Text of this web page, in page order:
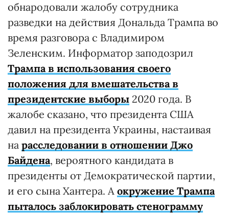
обнародовали жалобу сотрудника
разведки на действия Дональда Трампа во
время разговора с Владимиром
Зеленским. Информатор заподозрил
Трампа в использования своего
положения для вмешательства в
президентские выборы 2020 года. В
жалобе сказано, что президента США
давил на президента Украины, настаивая
на расследовании в отношении Джо
Байдена, вероятного кандидата в
президенты от Демократической партии,
и его сына Хантера. А окружение Трампа
пыталось заблокировать стенограмму